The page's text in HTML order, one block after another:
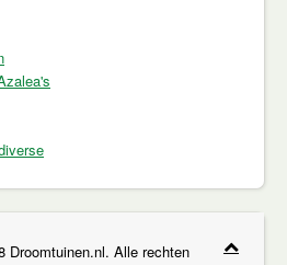
Droomtuinen.nl. Alle rechten